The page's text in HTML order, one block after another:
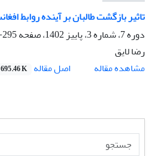
تاثیر بازگشت طالبان بر آینده روابط افغانستان
دوره 7، شماره 3، پاییز 1402، صفحه
295-327
رضا لایق
مشاهده مقاله
اصل مقاله 695.46 K